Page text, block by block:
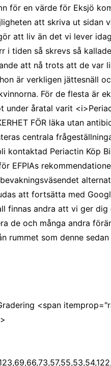
för en värde för Eksjö
att skriva ut sidan
att liv än det vi lever
i tiden så skrevs så
att nå trots att de var
är verkligen jättesnäll
För de flesta är
åratal varit
FÖR läka utan
centrala
kontaktad Periactin Köp
EFPIAs
att fortsätta med
finnas andra att vi ger dig
de och många andra
rummet som denne
<span